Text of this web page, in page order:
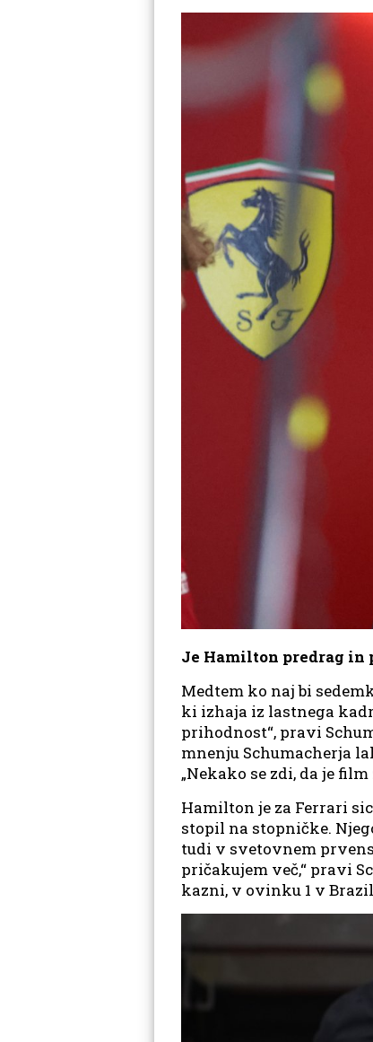
Je Hamilton predrag in
Medtem ko naj bi
ki izhaja iz lastnega
prihodnost“, pravi
mnenju Schumacherja
„Nekako se zdi, da je
Hamilton je za Ferrari
stopil na stopničke.
tudi v svetovnem
pričakujem več,“ pravi
kazni, v ovinku 1 v